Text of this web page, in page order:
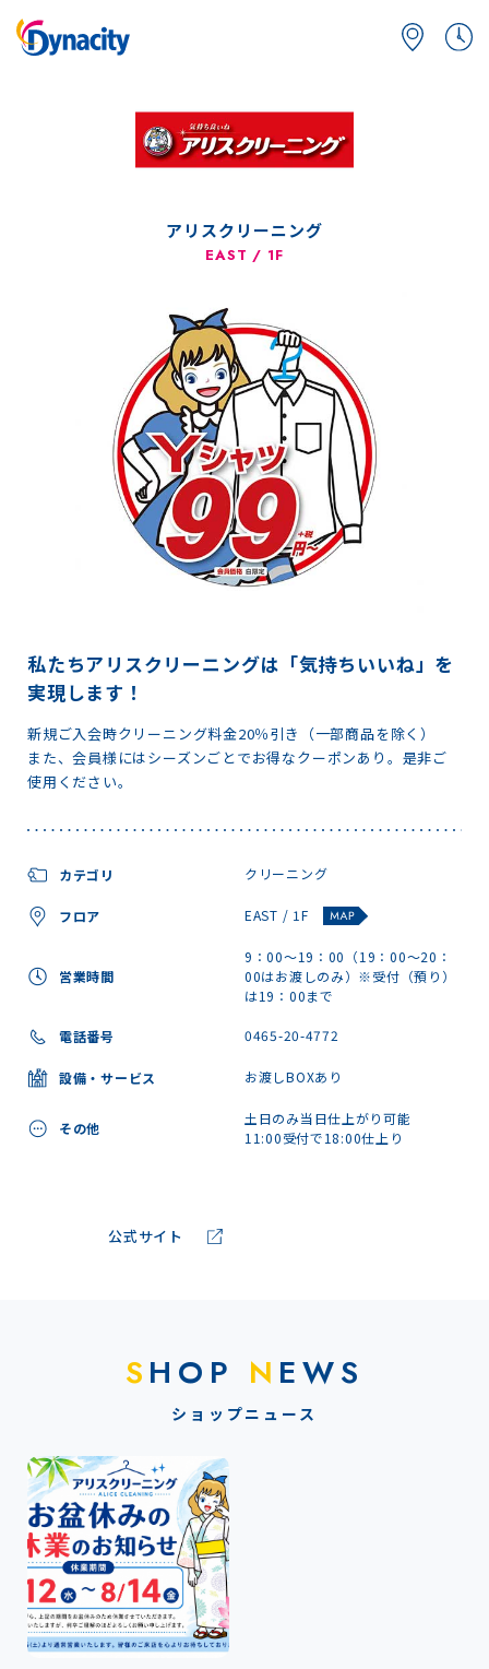
アリスクリーニング
EAST / 1F
私たちアリスクリーニングは「気持ちいいね」を
実現します！
新規ご入会時クリーニング料金20％引き（一部商品を除く）
また、会員様にはシーズンごとでお得なクーポンあり。是非ご
使用ください。
カテゴリ クリーニング
フロア EAST / 1F
営業時間
9：00～19：00（19：00～20：
00はお渡しのみ）※受付（預り）
は19：00まで
電話番号 0465-20-4772
設備・サービス お渡しBOXあり
その他
土日のみ当日仕上がり可能
11:00受付で18:00仕上り
公式サイト
SHOP N EWS
ショップニュース